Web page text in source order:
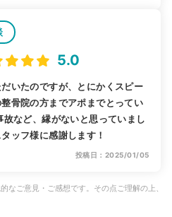
5.0
いたのですが、とにかくスピー
骨院の方までアポまでとってい
など、縁がないと思っていまし
ッフ様に感謝します！
投稿日：2025/01/05
なご意見・ご感想です。その点ご理解の上、